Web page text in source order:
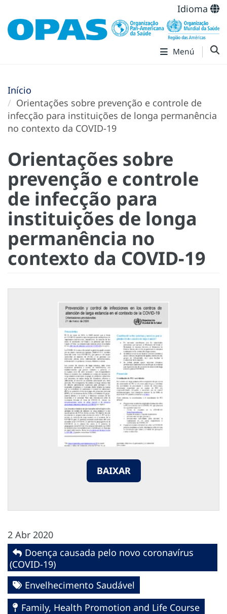
Idioma
Menú
Início
Orientações sobre prevenção e controle de
infecção para instituições de longa permanência
no contexto da COVID-19
Orientações sobre
prevenção e controle
de infecção para
instituições de longa
permanência no
contexto da COVID-19
BAIXAR
2 Abr 2020
Doença causada pelo novo coronavírus
(COVID-19)
Envelhecimento Saudável
Family, Health Promotion and Life Course